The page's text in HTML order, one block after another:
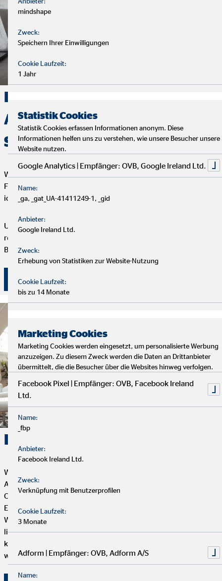
Deine Finanzen, Dein Weg:
Analyse, Beratung und
Service
Wir starten mit einem entspannten Analysegespräch, um deine
Finanzen und Ziele kennenzulernen. Anschließend präsentiere
ich dir maßgeschneiderte Finanzlösungen.
Um deine Finanzplanung aktuell zu halten, bieten wir
regelmäßige Servicegespräche an. Vertrauen und persönliche
Betreuung stehen bei uns an erster Stelle.
Überzeuge dich selbst von unserer Beratung!
Karriere. Erfolg. OVB.
Wenn du Flexibilität, Selbstbestimmung und eine erfüllende
Aufgabe mit Sinn und Zweck suchst, dann ist die Tätigkeit als
OVB Finanzberater*in genau das Richtige für dich. Dein
Engagement bestimmt, wie weit du bei uns kommen kannst.
Wenn du genug von einem langweiligen 9-to-5 Job hast und
lieber selbstständig arbeiten möchtest, aber trotzdem mit
kompetenten und freundlichen Kollegen zusammenarbeiten
willst, dann bist du hier genau richtig.
mindshape
Zweck:
Speichern Ihrer Einwilligungen
Cookie Laufzeit:
1 Jahr
Statistik Cookies
Statistik Cookies erfassen Informationen anonym. Diese
Informationen helfen uns zu verstehen, wie unsere Besucher unsere
Website nutzen.
Google Analytics | Empfänger: OVB, Google Ireland Ltd.
Name:
_ga, _gat_UA-41411249-1, _gid
Anbieter:
Google Ireland Ltd.
Zweck:
Erhebung von Statistiken zur Website-Nutzung
Cookie Laufzeit:
bis zu 14 Monate
Marketing Cookies
Marketing Cookies werden eingesetzt, um personalisierte Werbung
anzuzeigen. Zu diesem Zweck werden die Daten an Drittanbieter
übermittelt, die die Besucher über die Websites hinweg verfolgen.
Facebook Pixel | Empfänger: OVB, Facebook Ireland
Ltd.
Name:
_fbp
Anbieter:
Facebook Ireland Ltd.
Zweck:
Verknüpfung mit Benutzerprofilen
Cookie Laufzeit:
3 Monate
Adform | Empfänger: OVB, Adform A/S
Name: